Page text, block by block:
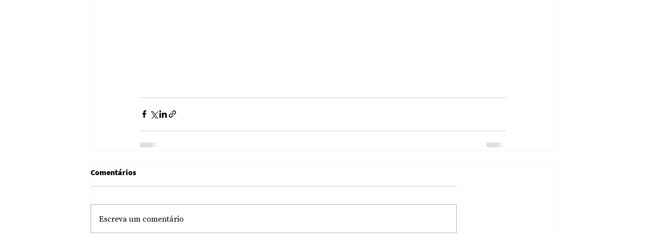
Comentários
Escreva um comentário